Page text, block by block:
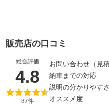
販売店の口コミ
総合評価
4.8 （5点満
87件
お問い合わせ（見積
納車までの対応
説明の分かりやすさ
オススメ度